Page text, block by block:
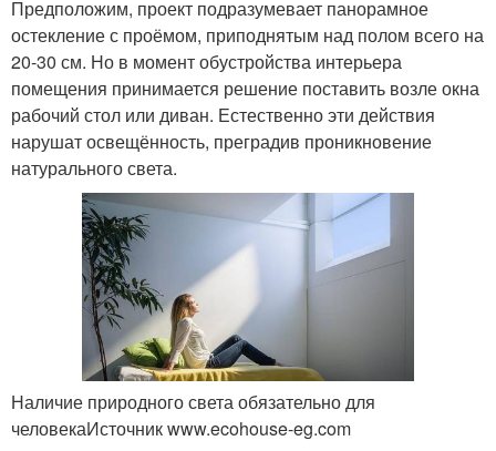
Предположим, проект подразумевает панорамное
остекление с проёмом, приподнятым над полом всего на
20-30 см. Но в момент обустройства интерьера
помещения принимается решение поставить возле окна
рабочий стол или диван. Естественно эти действия
нарушат освещённость, преградив проникновение
натурального света.
Наличие природного света обязательно для
человекаИсточник www.ecohouse-eg.com